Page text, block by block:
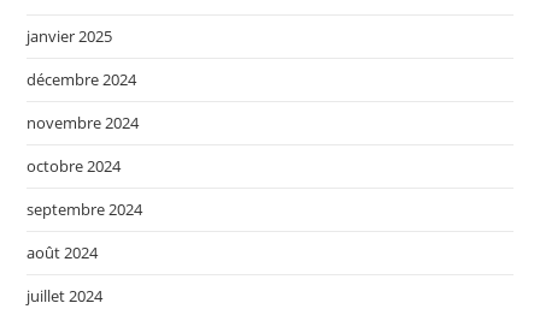
janvier 2025
décembre 2024
novembre 2024
octobre 2024
septembre 2024
août 2024
juillet 2024